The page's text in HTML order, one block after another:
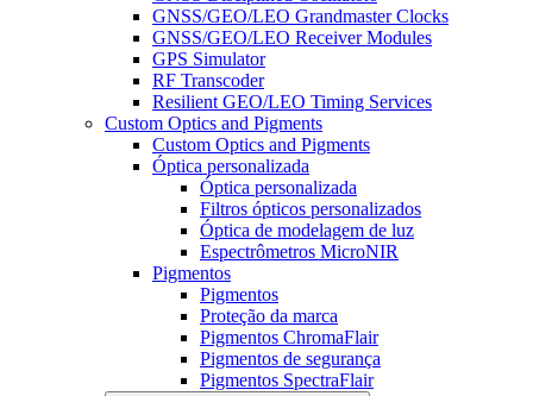
GNSS/GEO/LEO Grandmaster Clocks
GNSS/GEO/LEO Receiver Modules
GPS Simulator
RF Transcoder
Resilient GEO/LEO Timing Services
Custom Optics and Pigments
Custom Optics and Pigments
Óptica personalizada
Óptica personalizada
Filtros ópticos personalizados
Óptica de modelagem de luz
Espectrômetros MicroNIR
Pigmentos
Pigmentos
Proteção da marca
Pigmentos ChromaFlair
Pigmentos de segurança
Pigmentos SpectraFlair